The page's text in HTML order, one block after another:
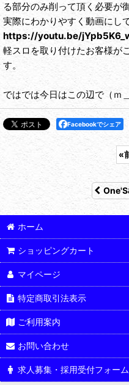
る部分のみ削って頂く必要が
実際にわかりやすく動画にし
https://youtu.be/
軽スロを取り付けたお客様が
す。
ではでは今日はこの辺で（ｍ＿
Facebookでシェア
«
ホーム
ショッピングカート
マイページ
特定商取引法表示
ご利用案内
お問い合わせ
求人募集・採用受付フォーム